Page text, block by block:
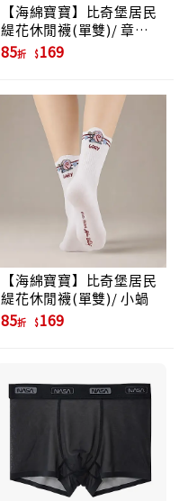
【海綿寶寶】比奇堡居民
緹花休閒襪(單雙)/ 章魚
哥
85折 169
【海綿寶寶】比奇堡居民
緹花休閒襪(單雙)/ 小蝸
85折 169